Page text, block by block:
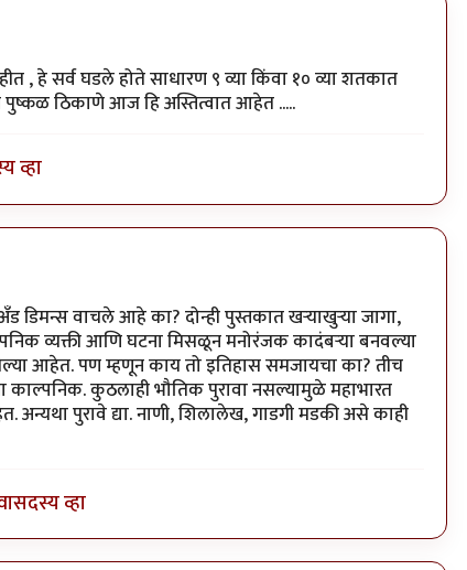
अवलिया
, हे सर्व घडले होते साधारण ९ व्या किंवा १० व्या शतकात
पुष्कळ ठिकाणे आज हि अस्तित्वात आहेत .....
व्हा
byjaydip.kulkarni
डिमन्स वाचले आहे का? दोन्ही पुस्तकात खर्‍याखुर्‍या जागा,
व्यक्ती आणि घटना मिसळून मनोरंजक कादंबर्‍या बनवल्या
आहेत. पण म्हणून काय तो इतिहास समजायचा का? तीच
काल्पनिक. कुठलाही भौतिक पुरावा नसल्यामुळे महाभारत
अन्यथा पुरावे द्या. नाणी, शिलालेख, गाडगी मडकी असे काही
सदस्य व्हा